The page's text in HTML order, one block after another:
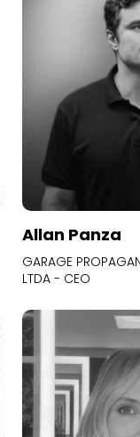
Allan Panza
GARAGE
LTDA - CEO